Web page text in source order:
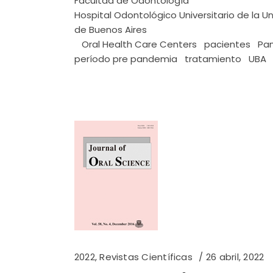
Hospital Odontológico Universitario de la
de Buenos Aires
Oral Health Care Centers
pacientes
período pre pandemia
tratamiento UBA
2022,Revistas Científicas 26 abril, 2022